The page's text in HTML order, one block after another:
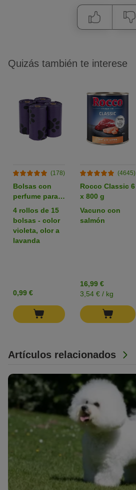
Artículos relacionados
Quizás también te interese
(178)
Bolsas con
perfume para
heces
4 rollos de 15
bolsas - color
violeta, olor a
lavanda
0,99 €
(4645)
Rocco Classic 6
x 800 g
Vacuno con
salmón
16,99 €
3,54 € / kg